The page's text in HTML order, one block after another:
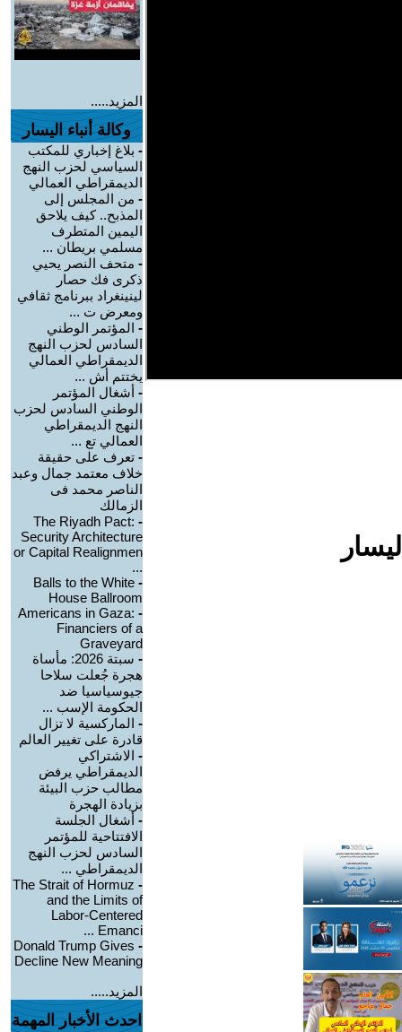
المزيد.....
وكالة أنباء اليسار
- بلاغ إخباري للمكتب
السياسي لحزب النهج
الديمقراطي العمالي
- من المجلس إلى
المذبح.. كيف يلاحق
اليمين المتطرف
مسلمي بريطان ...
- متحف النصر يحيي
ذكرى فك حصار
لينينغراد ببرنامج ثقافي
ومعرض ت ...
- المؤتمر الوطني
السادس لحزب النهج
الديمقراطي العمالي
يختتم أش ...
- أشغال المؤتمر
الوطني السادس لحزب
النهج الديمقراطي
العمالي تع ...
- تعرف على حقيقة
خلاف معتمد جمال وعبد
الناصر محمد فى
الزمالك
-
The Riyadh Pact:
Security Architecture
or Capital Realignmen
...
-
Balls to the White
House Ballroom
-
Americans in Gaza:
Financiers of a
Graveyard
-
سبتة 2026: مأساة
هجرة جُعلت سلاحا
جيوسياسيا ضد
الحكومة الإسب ...
- الماركسية لا تزال
قادرة على تغيير العالم
- الاشتراكي
الديمقراطي يرفض
مطالب حزب البيئة
بزيادة الهجرة
- أشغال الجلسة
الافتتاحية للمؤتمر
السادس لحزب النهج
الديمقراطي ...
-
The Strait of Hormuz
and the Limits of
Labor-Centered
Emanci ...
-
Donald Trump Gives
Decline New Meaning
المزيد.....
احدث الأخبار المهمة